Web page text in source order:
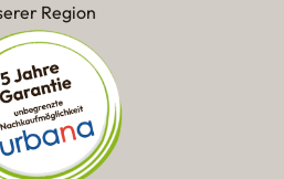
Region